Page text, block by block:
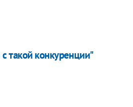
такой конкуренции"